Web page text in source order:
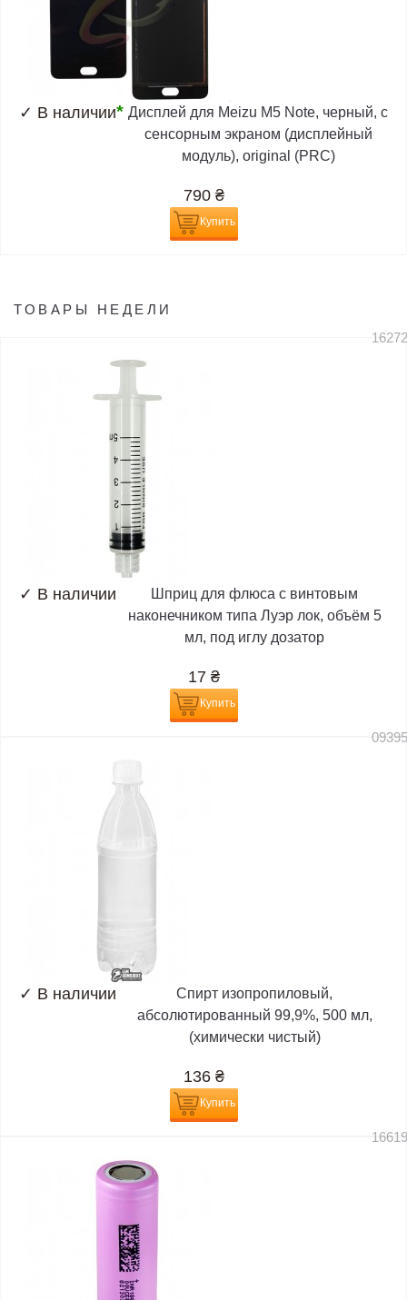
✓ В наличии* Дисплей для Meizu M5 Note, черный, с
сенсорным экраном (дисплейный
модуль), original (PRC)
790 ₴
Купить
ТОВАРЫ НЕДЕЛИ
✓ В наличии
Шприц для флюса с винтовым
наконечником типа Луэр лок, объём 5
мл, под иглу дозатор
17 ₴
Купить
✓ В наличии
Спирт изопропиловый,
абсолютированный 99,9%, 500 мл,
(химически чистый)
136 ₴
Купить